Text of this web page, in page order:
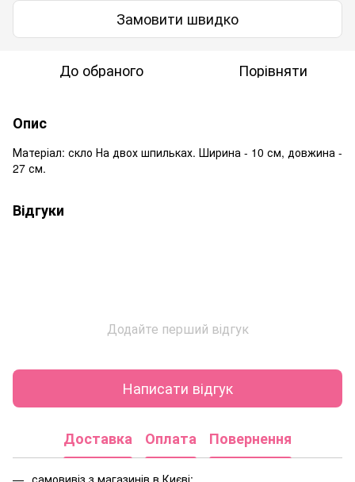
Замовити швидко
До обраного Порівняти
Опис
Матеріал: скло На двох шпильках. Ширина - 10 см, довжина -
27 см.
Відгуки
Додайте перший відгук
Написати відгук
Доставка Оплата Повернення
самовивіз з магазинів в Києві: